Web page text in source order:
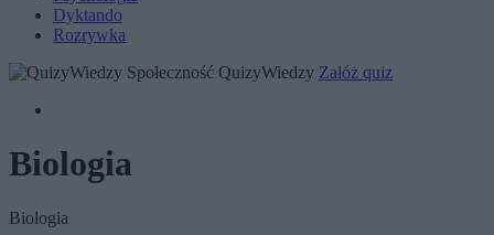
Dyktando
Rozrywka
Społeczność QuizyWiedzy Załóż quiz
Biologia
Biologia